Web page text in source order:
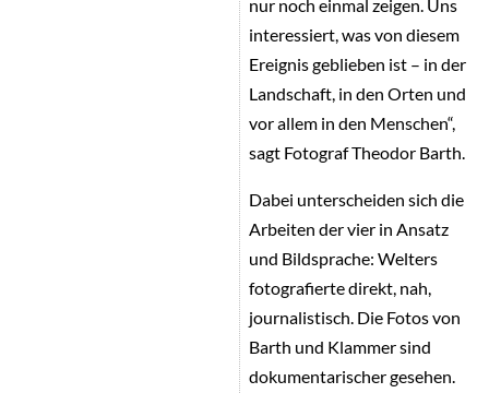
nur noch einmal zeigen. Uns
interessiert, was von diesem
Ereignis geblieben ist – in der
Landschaft, in den Orten und
vor allem in den Menschen“,
sagt Fotograf Theodor Barth.
Dabei unterscheiden sich die
Arbeiten der vier in Ansatz
und Bildsprache: Welters
fotografierte direkt, nah,
journalistisch. Die Fotos von
Barth und Klammer sind
dokumentarischer gesehen.